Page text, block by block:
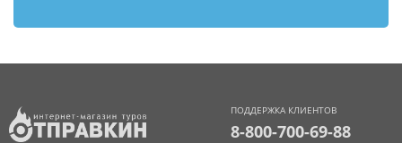
ПОДДЕРЖКА КЛИЕНТОВ
8-800-700-69-88